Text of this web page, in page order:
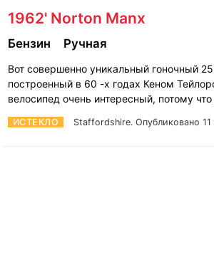
1962' Norton Manx
ИСТЕКЛО Staffordshire. Опубликовано
Бензин Ручная
Вот совершенно уникальный гоночный
построенный в 60 -х годах Кеном
велосипед очень интересный, потому